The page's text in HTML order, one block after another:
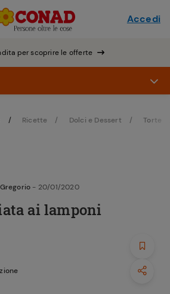
per scoprire le offerte
Accedi
Ricette Dolci e Dessert Torte
- 20/01/2020
ai lamponi